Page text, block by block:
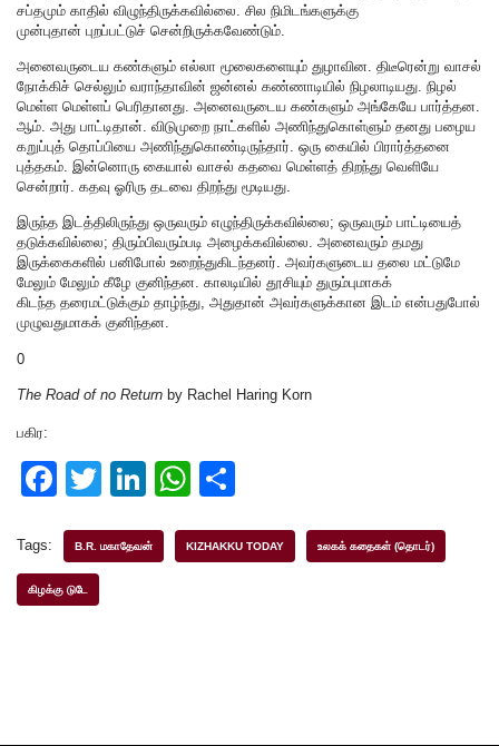
சப்தமும் காதில் விழுந்திருக்கவில்லை. சில நிமிடங்களுக்கு
முன்புதான் புறப்பட்டுச் சென்றிருக்கவேண்டும்.
அனைவருடைய கண்களும் எல்லா மூலைகளையும் துழாவின. திடீரென்று வாசல்
நோக்கிச் செல்லும் வராந்தாவின் ஜன்னல் கண்ணாடியில் நிழலாடியது. நிழல்
மெள்ள மெள்ளப் பெரிதானது. அனைவருடைய கண்களும் அங்கேயே பார்த்தன.
ஆம். அது பாட்டிதான். விடுமுறை நாட்களில் அணிந்துகொள்ளும் தனது பழைய
கறுப்புத் தொப்பியை அணிந்துகொண்டிருந்தார். ஒரு கையில் பிரார்த்தனை
புத்தகம். இன்னொரு கையால் வாசல் கதவை மெள்ளத் திறந்து வெளியே
சென்றார். கதவு ஓரிரு தடவை திறந்து மூடியது.
இருந்த இடத்திலிருந்து ஒருவரும் எழுந்திருக்கவில்லை; ஒருவரும் பாட்டியைத்
தடுக்கவில்லை; திரும்பிவரும்படி அழைக்கவில்லை. அனைவரும் தமது
இருக்கைகளில் பனிபோல் உறைந்துகிடந்தனர். அவர்களுடைய தலை மட்டுமே
மேலும் மேலும் கீழே குனிந்தன. காலடியில் தூசியும் துரும்புமாகக்
கிடந்த தரைமட்டுக்கும் தாழ்ந்து, அதுதான் அவர்களுக்கான இடம் என்பதுபோல்
முழுவதுமாகக் குனிந்தன.
0
The Road of no Return by Rachel Haring Korn
பகிர:
F
c
e
T
tt
Li
k
W
at ar
Tags: B.R. மகாதேவன் KIZHAKKU TODAY உலகக் கதைகள் (தொடர்)
கிழக்கு டுடே